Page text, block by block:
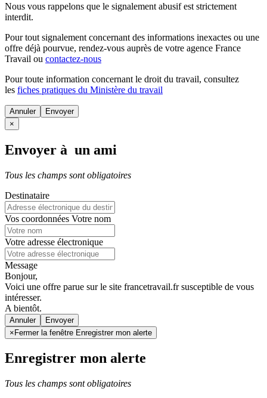
Nous vous rappelons que le signalement abusif est strictement
interdit.
Pour tout signalement concernant des informations inexactes ou une
offre déjà pourvue, rendez-vous auprès de votre agence France
Travail ou contactez-nous
Pour toute information concernant le droit du travail, consultez
les fiches pratiques du Ministère du travail
Annuler
×
Envoyer à un ami
Tous les champs sont obligatoires
Destinataire
Vos coordonnées Votre nom
Votre adresse électronique
Message
Bonjour,
Voici une offre parue sur le site francetravail.fr susceptible de vous
intéresser.
A bientôt.
Annuler
×Fermer la fenêtre Enregistrer mon alerte
Enregistrer mon alerte
Tous les champs sont obligatoires